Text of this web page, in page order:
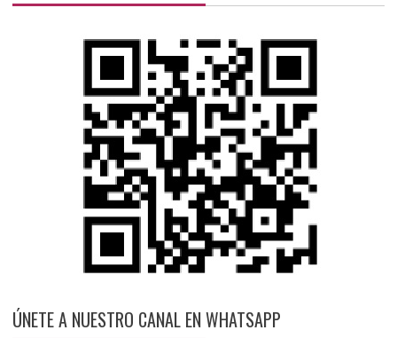
ÚNETE A NUESTRO CANAL EN WHATSAPP